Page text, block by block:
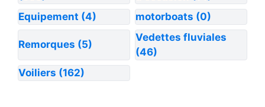
Equipement (4) motorboats (0)
Remorques (5)
Vedettes fluviales
(46)
Voiliers (162)